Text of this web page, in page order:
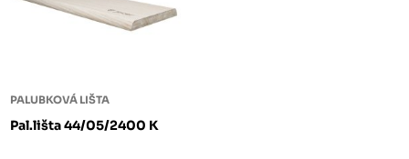
PALUBKOVÁ LIŠTA
Pal.lišta 44/05/2400 K